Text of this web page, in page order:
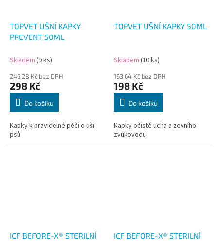
TOPVET UŠNÍ KAPKY
PREVENT 50ML
Skladem (9 ks)
246,28 Kč bez DPH
298 Kč
Do košíku
Kapky k pravidelné péči o uši
psů
TOPVET UŠNÍ KAPKY 50ML
Skladem (10 ks)
163,64 Kč bez DPH
198 Kč
Do košíku
Kapky očistě ucha a zevního
zvukovodu
ICF BEFORE-X® STERILNÍ
ICF BEFORE-X® STERILNÍ